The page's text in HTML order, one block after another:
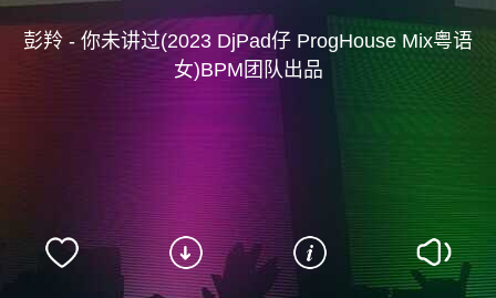
彭羚 - 你未讲过(2023 DjPad仔 ProgHouse Mix粤语
女)BPM团队出品